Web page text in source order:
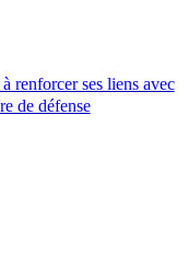
renforcer ses liens avec
de défense